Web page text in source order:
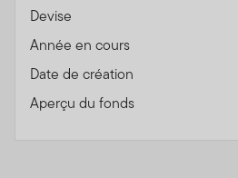
Devise
Année en cours
Date de création
Aperçu du fonds